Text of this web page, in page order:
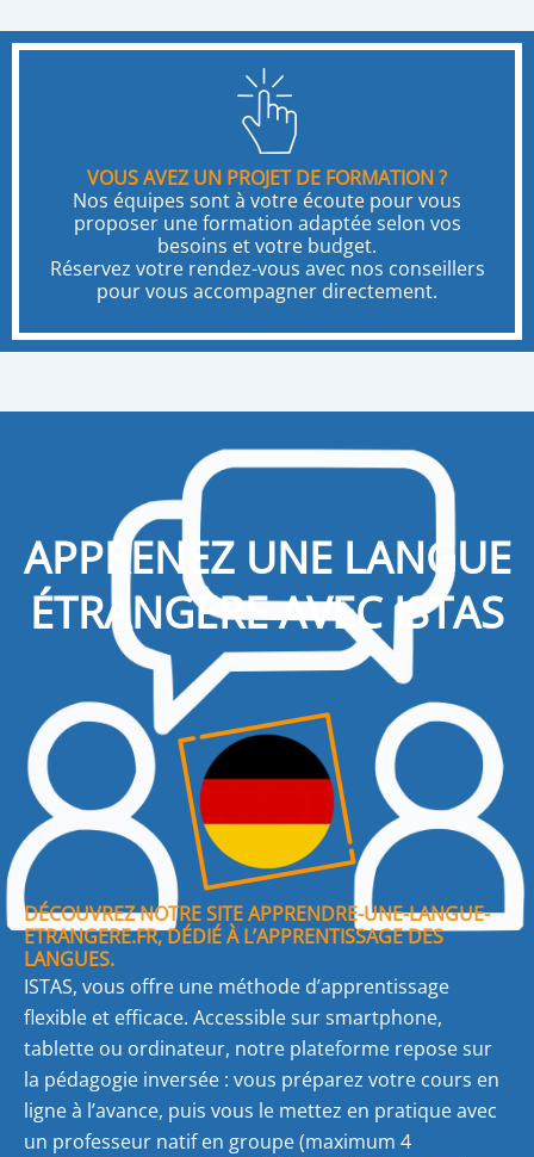
VOUS AVEZ UN PROJET DE FORMATION ?
Nos équipes sont à votre écoute pour vous
proposer une formation adaptée selon vos
besoins et votre budget.
Réservez votre rendez-vous avec nos conseillers
pour vous accompagner directement.
APPRENEZ UNE LANGUE
ÉTRANGÈRE AVEC ISTAS
DÉCOUVREZ NOTRE SITE APPRENDRE-UNE-LANGUE-
ETRANGERE.FR, DÉDIÉ À L’APPRENTISSAGE DES
LANGUES.
ISTAS, vous offre une méthode d’apprentissage
flexible et efficace. Accessible sur smartphone,
tablette ou ordinateur, notre plateforme repose sur
la pédagogie inversée : vous préparez votre cours en
ligne à l’avance, puis vous le mettez en pratique avec
un professeur natif en groupe (maximum 4